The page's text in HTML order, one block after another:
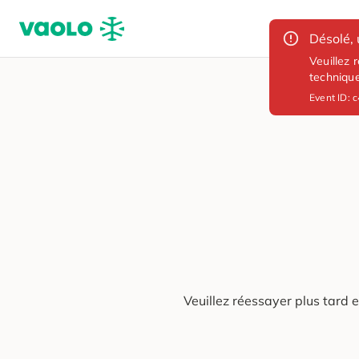
Désolé,
Veuillez
Event ID:
Veuillez réessayer plus tard